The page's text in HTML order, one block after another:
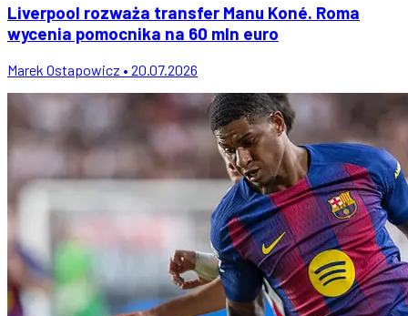
Liverpool rozważa transfer Manu Koné. Roma
wycenia pomocnika na 60 mln euro
Marek Ostapowicz • 20.07.2026